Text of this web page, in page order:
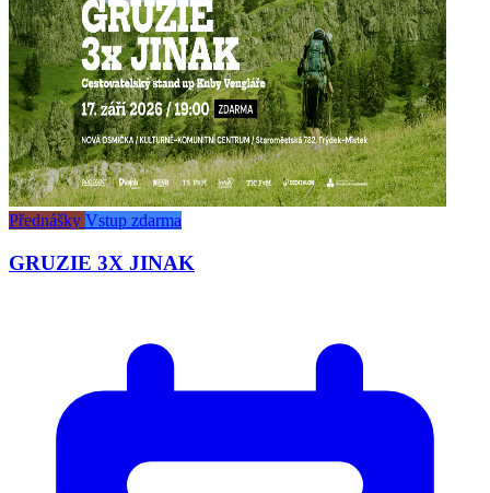
Přednášky Vstup zdarma
GRUZIE 3X JINAK